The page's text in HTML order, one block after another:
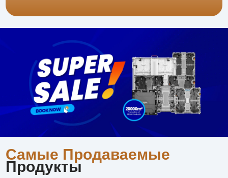
Самые Продаваемые
Продукты